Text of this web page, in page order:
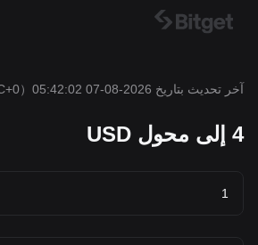
آخر تحديث بتاريخ 2026-08-07 05:42:02 （UTC+0）
4 إلى محول USD